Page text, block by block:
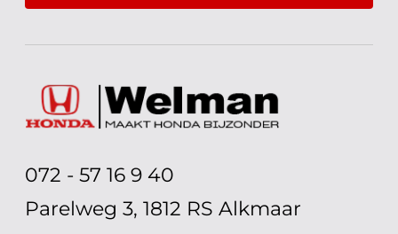
072 - 57 16 9 40
Parelweg 3, 1812 RS Alkmaar